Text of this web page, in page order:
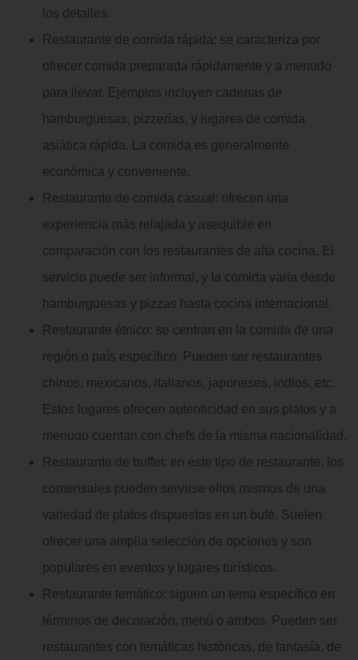
los detalles.
Restaurante de comida rápida: se caracteriza por
ofrecer comida preparada rápidamente y a menudo
para llevar. Ejemplos incluyen cadenas de
hamburguesas, pizzerías, y lugares de comida
asiática rápida. La comida es generalmente
económica y conveniente.
Restaurante de comida casual: ofrecen una
experiencia más relajada y asequible en
comparación con los restaurantes de alta cocina. El
servicio puede ser informal, y la comida varía desde
hamburguesas y pizzas hasta cocina internacional.
Restaurante étnico: se centran en la comida de una
región o país específico. Pueden ser restaurantes
chinos, mexicanos, italianos, japoneses, indios, etc.
Estos lugares ofrecen autenticidad en sus platos y a
menudo cuentan con chefs de la misma nacionalidad.
Restaurante de buffet: en este tipo de restaurante, los
comensales pueden servirse ellos mismos de una
variedad de platos dispuestos en un bufé. Suelen
ofrecer una amplia selección de opciones y son
populares en eventos y lugares turísticos.
Restaurante temático: siguen un tema específico en
términos de decoración, menú o ambos. Pueden ser
restaurantes con temáticas históricas, de fantasía, de